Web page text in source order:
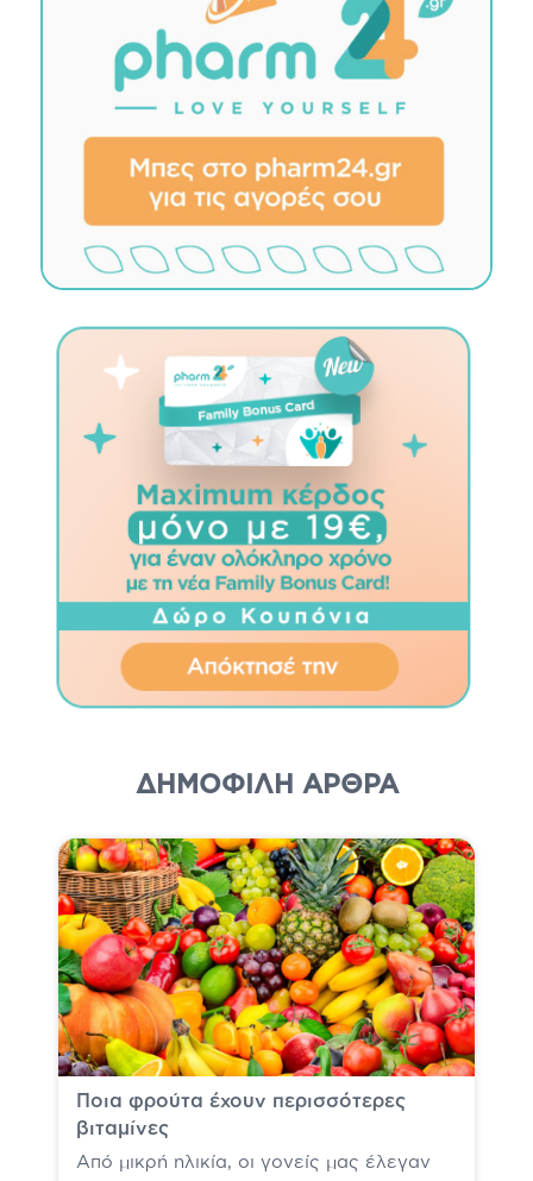
ΔΗΜΟΦΙΛΗ ΆΡΘΡΑ
Ποια φρούτα έχουν περισσότερες
βιταμίνες
Από μικρή ηλικία, οι γονείς μας έλεγαν